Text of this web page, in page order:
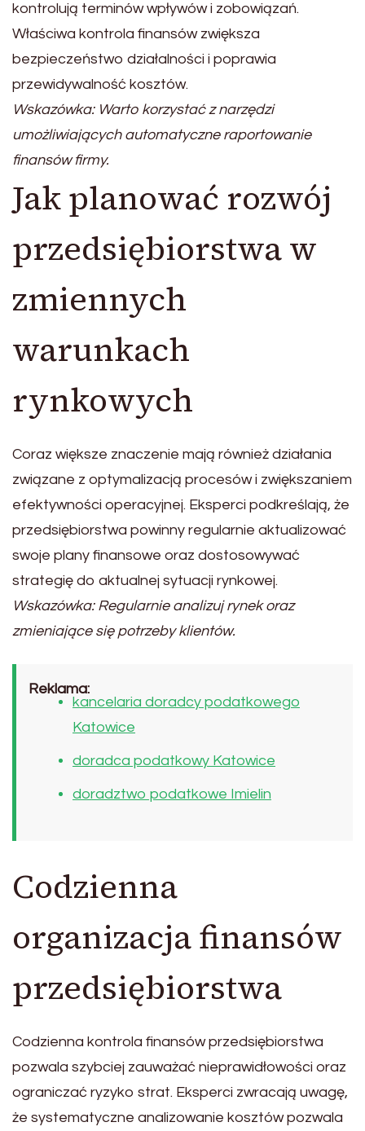
kontrolują terminów wpływów i zobowiązań.
Właściwa kontrola finansów zwiększa
bezpieczeństwo działalności i poprawia
przewidywalność kosztów.
Wskazówka: Warto korzystać z narzędzi
umożliwiających automatyczne raportowanie
finansów firmy.
Jak planować rozwój
przedsiębiorstwa w
zmiennych
warunkach
rynkowych
Coraz większe znaczenie mają również działania
związane z optymalizacją procesów i zwiększaniem
efektywności operacyjnej. Eksperci podkreślają, że
przedsiębiorstwa powinny regularnie aktualizować
swoje plany finansowe oraz dostosowywać
strategię do aktualnej sytuacji rynkowej.
Wskazówka: Regularnie analizuj rynek oraz
zmieniające się potrzeby klientów.
Reklama:
kancelaria doradcy podatkowego
Katowice
doradca podatkowy Katowice
doradztwo podatkowe Imielin
Codzienna
organizacja finansów
przedsiębiorstwa
Codzienna kontrola finansów przedsiębiorstwa
pozwala szybciej zauważać nieprawidłowości oraz
ograniczać ryzyko strat. Eksperci zwracają uwagę,
że systematyczne analizowanie kosztów pozwala